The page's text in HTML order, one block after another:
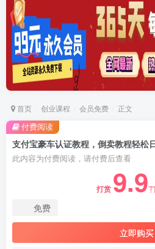
首页 创业课程 会员免费 正文
此内容为付费阅读，请付费后查看
打赏 9.9
免费
立即购买
付费阅读